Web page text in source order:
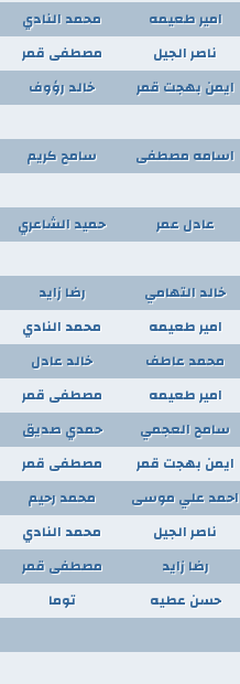
امير طعيمه محمد النادي
ناصر الجيل مصطفى قمر
ايمن بهجت قمر خالد رؤوف
اسامه مصطفى سامح كريم
عادل عمر حميد الشاعري
خالد التهامي رضا زايد
امير طعيمه محمد النادي
محمد عاطف خالد عادل
امير طعيمه مصطفى قمر
سامح العجمي حمدي صديق
ايمن بهجت قمر مصطفى قمر
احمد علي موسى محمد رحيم
ناصر الجيل محمد النادي
رضا زايد مصطفى قمر
حسن عطيه توما